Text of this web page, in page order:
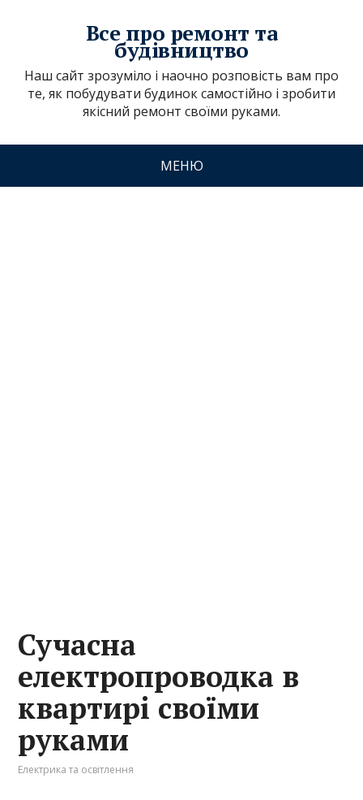
Все про ремонт та
будівництво
Наш сайт зрозуміло і наочно розповість вам про
те, як побудувати будинок самостійно і зробити
якісний ремонт своїми руками.
МЕНЮ
Сучасна
електропроводка в
квартирі своїми
руками
Електрика та освітлення